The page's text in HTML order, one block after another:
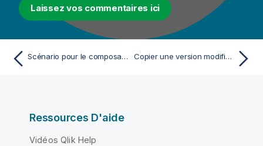
Laissez vos commentaires ici
Scénario pour le composant Map - Mediation Copier une version modifiable des fichiers d'exemple
Ressources D'aide
Vidéos Qlik Help